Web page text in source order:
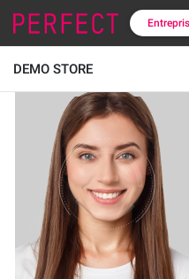
DEMO STORE